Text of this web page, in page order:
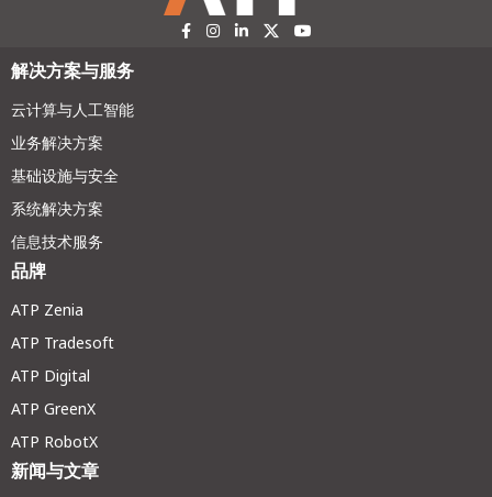
解决方案与服务
云计算与人工智能
业务解决方案
基础设施与安全
系统解决方案
信息技术服务
品牌
ATP Zenia
ATP Tradesoft
ATP Digital
ATP GreenX
ATP RobotX
新闻与文章